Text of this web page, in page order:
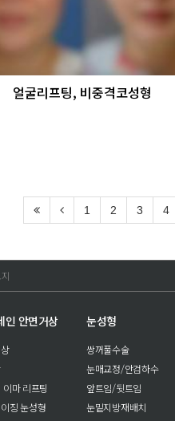
얼굴리프팅, 비중격코성형
1 2 3 4
인 안면거상
이마 리프팅
징 눈성형
눈성형
쌍꺼풀수술
눈매교정/안검하수
앞트임/뒷트임
눈밑지방재배치